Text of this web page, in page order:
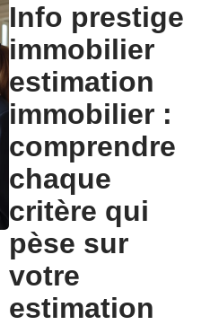
Info prestige
immobilier
estimation
immobilier :
comprendre
chaque
critère qui
pèse sur
votre
estimation